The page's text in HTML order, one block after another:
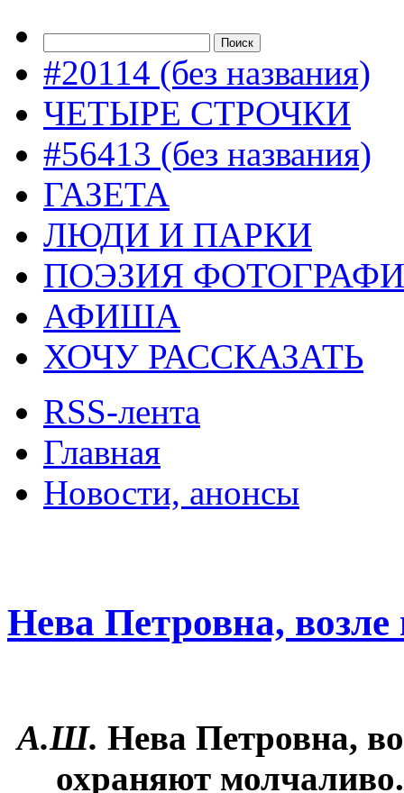
#20114 (без названия)
ЧЕТЫРЕ СТРОЧКИ
#56413 (без названия)
ГАЗЕТА
ЛЮДИ И ПАРКИ
ПОЭЗИЯ
АФИША
ХОЧУ РАССКАЗАТЬ
RSS-лента
Главная
Новости, анонсы
Нева Петровна,
А.Ш. Нева Петровна,
охраняют